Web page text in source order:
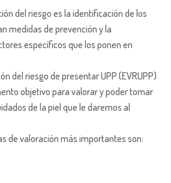
del riesgo es la identificación de los
medidas de prevención y la
específicos que los ponen en
del riesgo de presentar UPP (EVRUPP)
objetivo para valorar y poder tomar
de la piel que le daremos al
de valoración más importantes son: